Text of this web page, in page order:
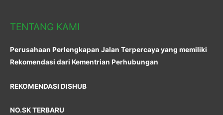
TENTANG KAMI
Perusahaan Perlengkapan Jalan Terpercaya yang memiliki
Rekomendasi dari Kementrian Perhubungan
REKOMENDASI DISHUB
NO.SK TERBARU